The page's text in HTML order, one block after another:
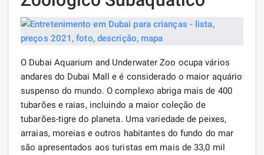
O Dubai Aquarium and Underwater Zoo ocupa vários
andares do Dubai Mall e é considerado o maior aquário
suspenso do mundo. O complexo abriga mais de 400
tubarões e raias, incluindo a maior coleção de
tubarões-tigre do planeta. Uma variedade de peixes,
arraias, moreias e outros habitantes do fundo do mar
são apresentados aos turistas em mais de 33,0 mil